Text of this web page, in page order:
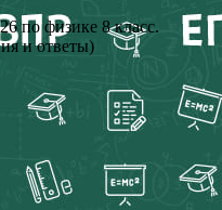
по физике 8 класс.
и ответы)